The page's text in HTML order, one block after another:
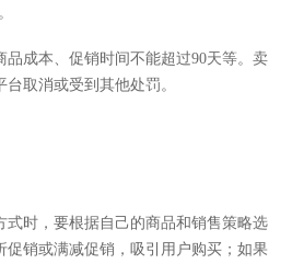
成本、促销时间不能超过90天等。卖
取消或受到其他处罚。
时，要根据自己的商品和销售策略选
销或满减促销，吸引用户购买；如果